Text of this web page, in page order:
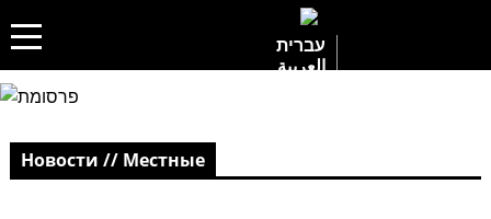
עברית
العربية
Новости // Местные